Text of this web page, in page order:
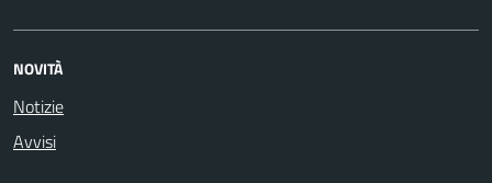
NOVITÀ
Notizie
Avvisi